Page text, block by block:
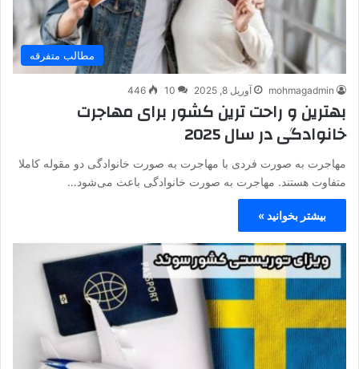
مطالب متفرقه
mohmagadmin آوریل 8, 2025 10
446
بهترین و راحت ترین کشور برای مهاجرت
خانوادگی در سال 2025
مهاجرت به صورت فردی با مهاجرت به صورت خانوادگی دو مقوله کاملا
متفاوت هستند. مهاجرت به صورت خانوادگی باعث می‌شود…
بیشتر بخوانید »